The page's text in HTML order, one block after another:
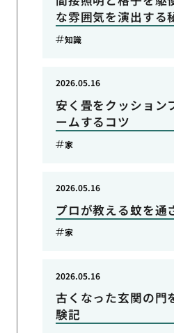
な雰囲気を演出する
知識
安く畳をクッション
ームするコツ
2026.05.16
家
プロが教える蚊を通
2026.05.16
家
古くなった玄関の門
験記
2026.05.16